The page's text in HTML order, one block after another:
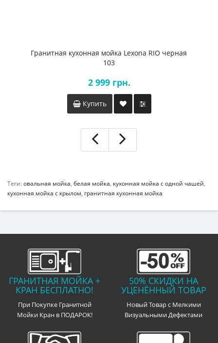
Гранитная кухонная мойка Lexona RIO черная
103
2 999 грн.
Купить
Теги:овальная мойка, белая мойка, кухонная мойка с одной чашей,
кухонная мойка с крылом, гранитная кухонная мойка
ГРАНИТНАЯ МОЙКА +
КРАН БЕСПЛАТНО!
При Покупке Гранитной
Мойки Кран в ПОДАРОК!
50% СКИДКИ НА
УЦЕНЁННЫЙ ТОВАР
Новый Товар с Мелкими
Визуальными Дефектами